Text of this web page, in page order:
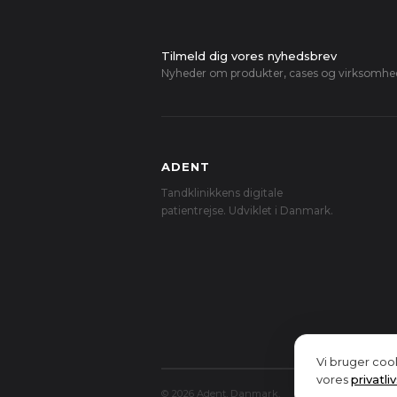
Tilmeld dig vores nyhedsbrev
Nyheder om produkter, cases og
ADENT
Tandklinikkens digitale
patientrejse. Udviklet i Danmark.
© 2026 Adent, Danmark.
Vi bruger
vores